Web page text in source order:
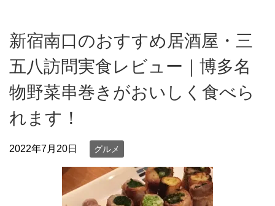
新宿南口のおすすめ居酒屋・三
五八訪問実食レビュー｜博多名
物野菜串巻きがおいしく食べら
れます！
2022年7月20日 グルメ